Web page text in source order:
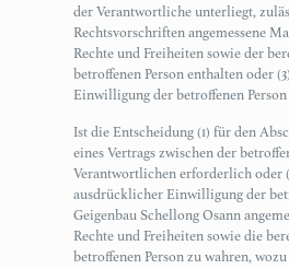
der Verantwortliche unterliegt,
Rechtsvorschriften angemessene
Rechte und Freiheiten sowie der
betroffenen Person enthalten oder
Einwilligung der betroffenen
Ist die Entscheidung (1) für den
eines Vertrags zwischen der
Verantwortlichen erforderlich oder
ausdrücklicher Einwilligung der
Geigenbau Schellong Osann
Rechte und Freiheiten sowie die
betroffenen Person zu wahren,